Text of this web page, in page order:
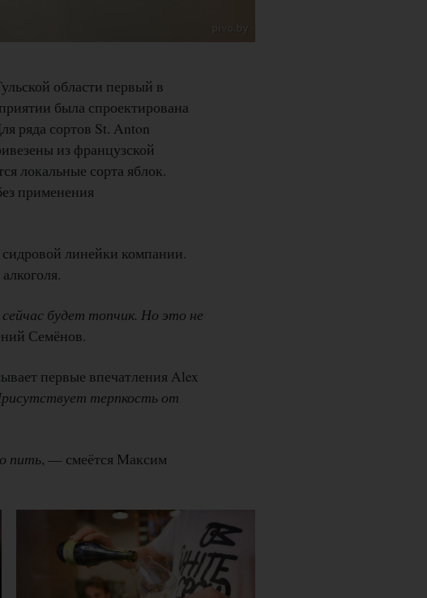
области первый в
была спроектирована
ряда сортов St. Anton
из французской
локальные сорта яблок.
применения
линейки компании.
будет топчик. Но это не
Семёнов.
первые впечатления Alex
терпкость от
пить, — смеётся Максим